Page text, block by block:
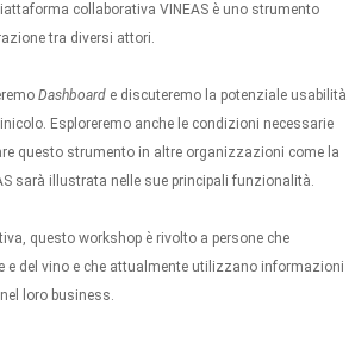
collaborativa VINEAS è uno strumento
tra diversi attori.
Dashboard e discuteremo la potenziale usabilità
Esploreremo anche le condizioni necessarie
questo strumento in altre organizzazioni come la
sarà illustrata nelle sue principali funzionalità.
questo workshop è rivolto a persone che
e del vino e che attualmente utilizzano informazioni
loro business.